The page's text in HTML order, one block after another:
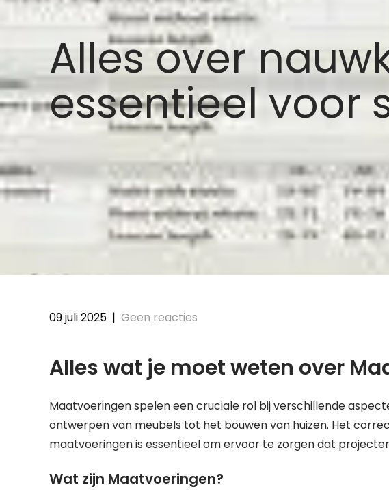
Alles over
essentieel voor
09 juli 2025 | Geen reacties
Alles wat je moet weten over
Maatvoeringen spelen een cruciale rol bij verschillende
ontwerpen van meubels tot het bouwen van huizen. Het
maatvoeringen is essentieel om ervoor te zorgen dat
Wat zijn Maatvoeringen?